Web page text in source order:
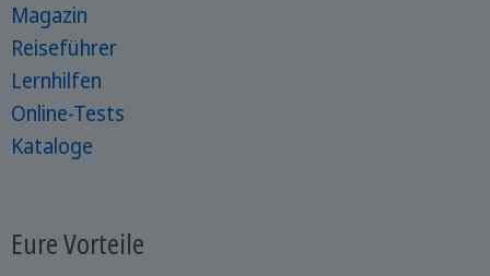
Magazin
Reiseführer
Lernhilfen
Online-Tests
Kataloge
Eure Vorteile